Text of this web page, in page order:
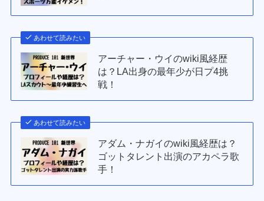
あわせて読みたい
アーチャー・ウイのwiki風経歴
は？LA出身の最年少が日プ4挑
戦！
あわせて読みたい
アダム・ナガイのwiki風経歴は？
ゴットタレント出演のアカペラ歌
手！